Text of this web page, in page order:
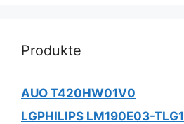
Produkte
AUO T420HW01V0
LGPHILIPS LM190E03-TLG1